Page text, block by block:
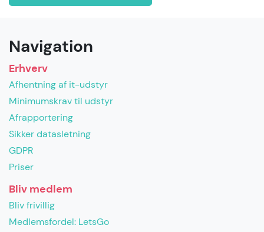
Navigation
Erhverv
Afhentning af it-udstyr
Minimumskrav til udstyr
Afrapportering
Sikker datasletning
GDPR
Priser
Bliv medlem
Bliv frivillig
Medlemsfordel: LetsGo